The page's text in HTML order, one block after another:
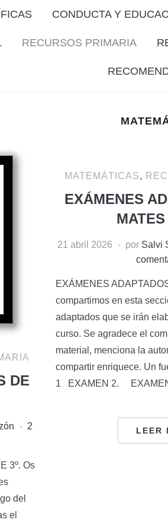
CONDUCTA Y
RECURSOS PRIMARIA
DE
2
3º. Os
del
el
MATEMÁTICAS,
EXÁMENES
MATES
21 abril 2026 por Salvi
EXÁMENES
compartimos en esta
adaptados que se irán
curso. Se agradece el
material, menciona la
compartir enriquece. Un
1 EXAMEN 2.
LEER